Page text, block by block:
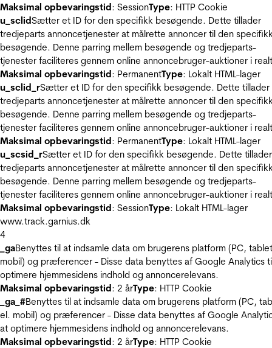
Maksimal opbevaringstid: SessionType: HTTP Cookie
u_sclidSætter et ID for den specifikk besøgende. Dette tillader
tredjeparts annoncetjenester at målrette annoncer til den
besøgende. Denne parring mellem besøgende og tredjeparts-
tjenester faciliteres gennem online annoncebruger-auktioner i
Maksimal opbevaringstid: PermanentType: Lokalt HTML-lager
u_sclid_rSætter et ID for den specifikk besøgende. Dette tillader
tredjeparts annoncetjenester at målrette annoncer til den
besøgende. Denne parring mellem besøgende og tredjeparts-
tjenester faciliteres gennem online annoncebruger-auktioner i
Maksimal opbevaringstid: PermanentType: Lokalt HTML-lager
u_scsid_rSætter et ID for den specifikk besøgende. Dette tillader
tredjeparts annoncetjenester at målrette annoncer til den
besøgende. Denne parring mellem besøgende og tredjeparts-
tjenester faciliteres gennem online annoncebruger-auktioner i
Maksimal opbevaringstid: SessionType: Lokalt HTML-lager
www.track.garnius.dk
4
_gaBenyttes til at indsamle data om brugerens platform (PC,
mobil) og præferencer - Disse data benyttes af Google Analytics
optimere hjemmesidens indhold og annoncerelevans.
Maksimal opbevaringstid: 2 årType: HTTP Cookie
_ga_#Benyttes til at indsamle data om brugerens platform (PC,
el. mobil) og præferencer - Disse data benyttes af Google
at optimere hjemmesidens indhold og annoncerelevans.
Maksimal opbevaringstid: 2 årType: HTTP Cookie